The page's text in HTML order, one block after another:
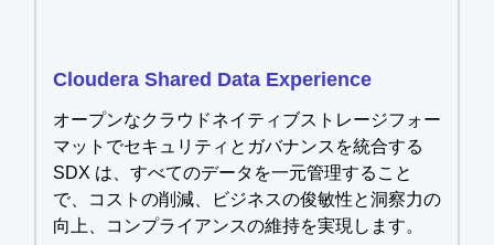
Cloudera Shared Data Experience
オープンなクラウドネイティブストレージフォー
マットでセキュリティとガバナンスを統合する
SDX は、すべてのデータを一元管理すること
で、コストの削減、ビジネスの俊敏性と洞察力の
向上、コンプライアンスの維持を実現します。